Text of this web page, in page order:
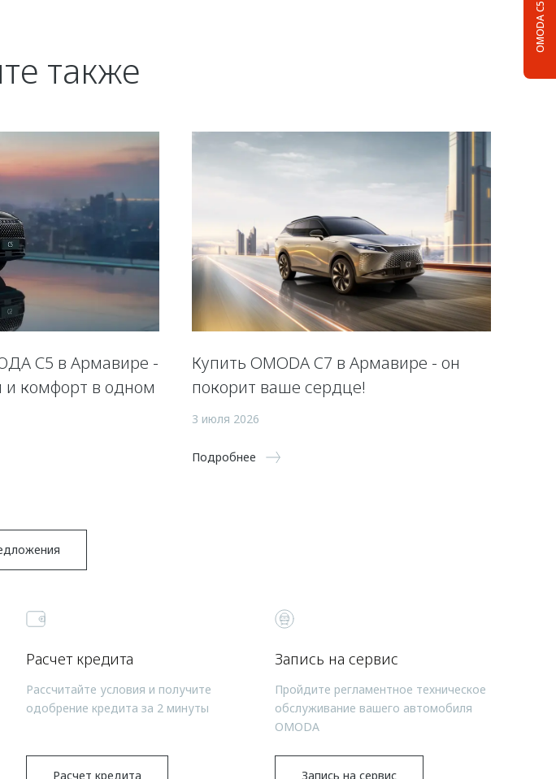
OMODA C5
также
С5 в Армавире -
и комфорт в одном
Купить OMODA C7 в Армавире - он
покорит ваше сердце!
3 июля 2026
Подробнее
Расчет кредита
Рассчитайте условия и получите
одобрение кредита за 2 минуты
Расчет кредита
Запись на сервис
Пройдите регламентное техническое
обслуживание вашего автомобиля
OMODA
Запись на сервис